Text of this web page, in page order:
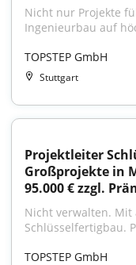
Nicht nur Projekte
Ingenieurbau auf
TOPSTEP GmbH
Stuttgart
Projektleiter
Großprojekte in
95.000 € zzgl.
Nicht verwalten.
Schlüsselfertigbau.
TOPSTEP GmbH